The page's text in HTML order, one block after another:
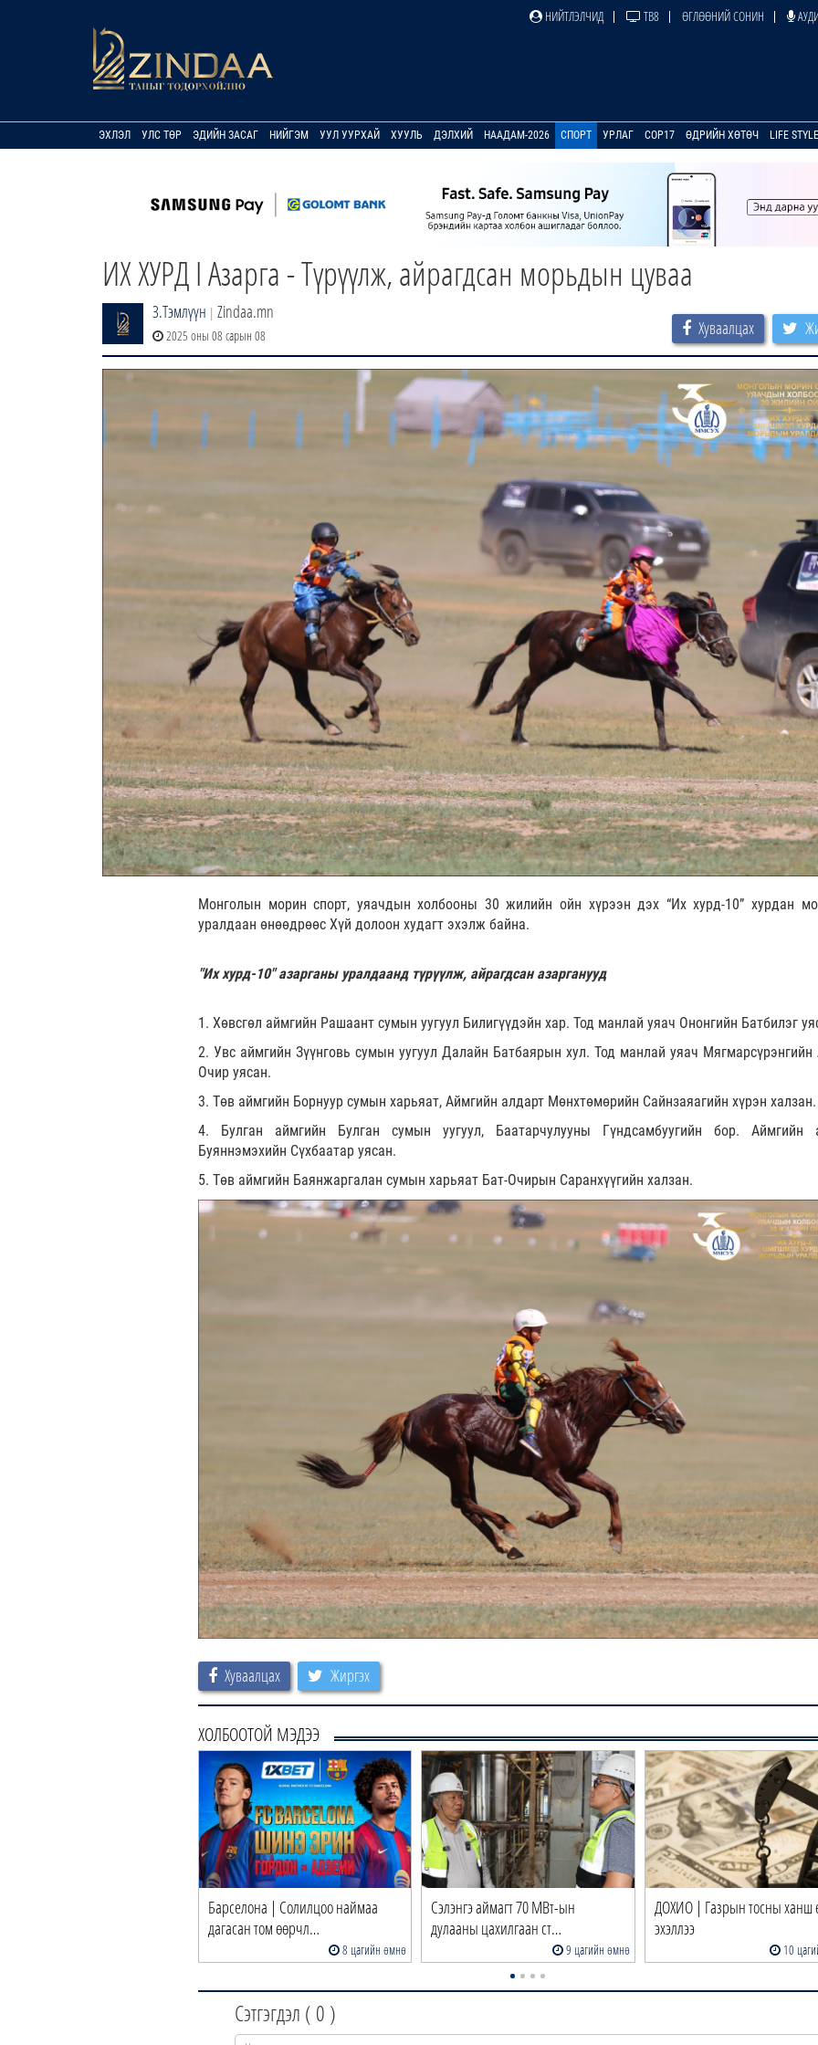
НИЙТЛЭЛЧИД ТВ8 ӨГЛӨӨНИЙ СОНИН
ЭХЛЭЛ УЛС ТӨР ЭДИЙН ЗАСАГ НИЙГЭМ УУЛ УУРХАЙ ХУУЛЬ ДЭЛХИЙ НААДАМ-2026 СПОРТ УРЛАГ COP17 ӨДРИЙН ХӨТӨЧ LIFE STYLE
ИХ ХУРД I Азарга - Түрүүлж, айрагдсан морьдын цуваа
З.Тэмлүүн | Zindaa.mn
2025 оны 08 сарын 08 Хуваалцах
Монголын морин спорт, уяачдын холбооны 30 жилийн ойн хүрээн дэх “Их хурд-10” хурдан
уралдаан өнөөдрөөс Хүй долоон худагт эхэлж байна.
"Их хурд-10" азарганы уралдаанд түрүүлж, айрагдсан азарганууд
1. Хөвсгөл аймгийн Рашаант сумын уугуул Билигүүдэйн хар. Тод манлай уяач Ононгийн Батбилэг
2. Увс аймгийн Зүүнговь сумын уугуул Далайн Батбаярын хул. Тод манлай уяач Мягмарсүрэнгийн
Очир уясан.
3. Төв аймгийн Борнуур сумын харьяат, Аймгийн алдарт Мөнхтөмөрийн Сайнзаяагийн хүрэн халзан.
4. Булган аймгийн Булган сумын уугуул, Баатарчулууны Гүндсамбуугийн бор. Аймгийн
Буяннэмэхийн Сүхбаатар уясан.
5. Төв аймгийн Баянжаргалан сумын харьяат Бат-Очирын Саранхүүгийн халзан.
Хуваалцах Жиргэх
ХОЛБООТОЙ МЭДЭЭ
Барселона | Солилцоо наймаа
дагасан том өөрчл…
8 цагийн өмнө
Сэлэнгэ аймагт 70 МВт-ын
дулааны цахилгаан ст…
9 цагийн өмнө
ДОХИО | Газрын тосны ханш
эхэллээ
10
Сэтгэгдэл ( 0 )